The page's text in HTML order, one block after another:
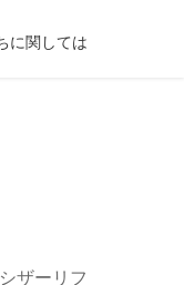
に関しては
ザーリフ